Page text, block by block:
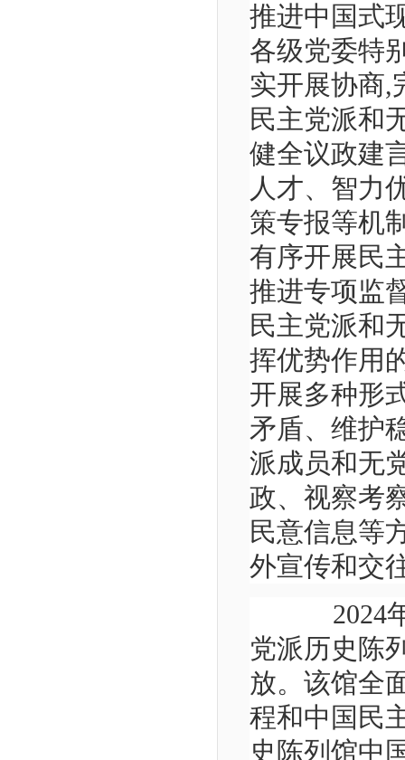
推进中国式
各级党委特
实开展协商,
民主党派和
健全议政建
人才、智力
策专报等机
有序开展民
推进专项监
民主党派和
挥优势作用
开展多种形
矛盾、维护
派成员和无
政、视察考
民意信息等
外宣传和交
2024年
党派历史陈
放。该馆全
程和中国民
史陈列馆中